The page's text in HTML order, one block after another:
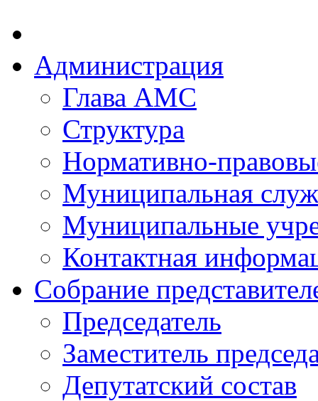
Администрация
Глава АМС
Структура
Нормативно-
Муниципальная
Муниципальные
Контактная
Собрание
Председатель
Заместитель
Депутатский состав